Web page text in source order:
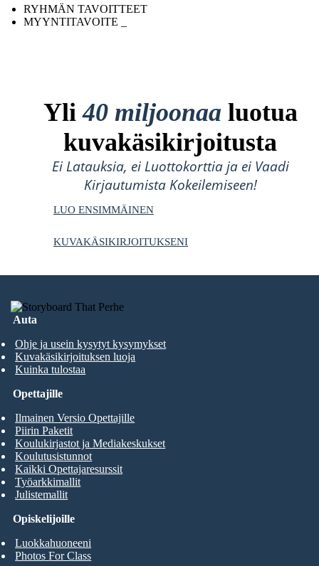
RYHMÄN TAVOITTEET
MYYNTITAVOITE _
Yli40 miljoonaa luotua
kuvakäsikirjoitusta
Ei Latauksia, ei Luottokorttia ja ei Vaadi
Kirjautumista Kokeilemiseen!
LUO ENSIMMÄINEN
KUVAKÄSIKIRJOITUKSENI
Auta
Ohje ja usein kysytyt kysymykset
Kuvakäsikirjoituksen luoja
Kuinka tulostaa
Opiskelijoille
Luokkahuoneeni
Photos For Class
Opettajille
Ilmainen Versio Opettajille
Piirin Paketit
Koulukirjastot ja Mediakeskukset
Koulutusistunnot
Kaikki Opettajaresurssit
Työarkkimallit
Julistemallit